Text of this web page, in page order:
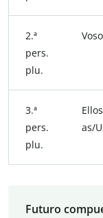
2.ª
pers.
plu.
3.ª
pers.
plu.
as/
Futuro